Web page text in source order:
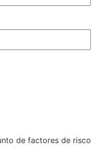
de factores de risco